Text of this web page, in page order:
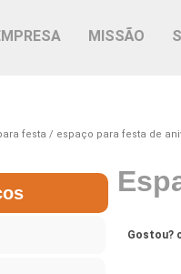
MISSÃO
festa espaço para festa de
Gostou?